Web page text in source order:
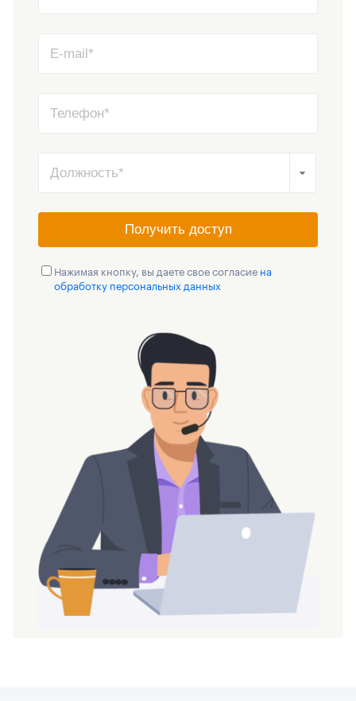
Получить доступ
Нажимая кнопку, вы даете свое согласие на
обработку персональных данных